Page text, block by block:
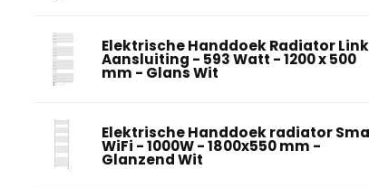
Elektrische Handdoek Radiator
Aansluiting - 593 Watt - 1200 x 500
mm - Glans Wit
Elektrische Handdoek radiator
WiFi - 1000W - 1800x550 mm -
Glanzend Wit